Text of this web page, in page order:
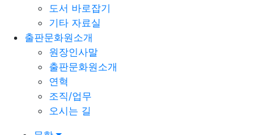
도서 바로잡기
기타 자료실
출판문화원소개
원장인사말
출판문화원소개
연혁
조직/업무
오시는 길